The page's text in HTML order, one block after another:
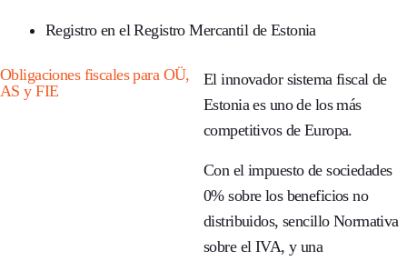
Registro en el Registro Mercantil de Estonia
Obligaciones fiscales para OÜ,
AS y FIE
El innovador sistema fiscal de
Estonia es uno de los más
competitivos de Europa.
Con el impuesto de sociedades
0% sobre los beneficios no
distribuidos, sencillo Normativa
sobre el IVA, y una